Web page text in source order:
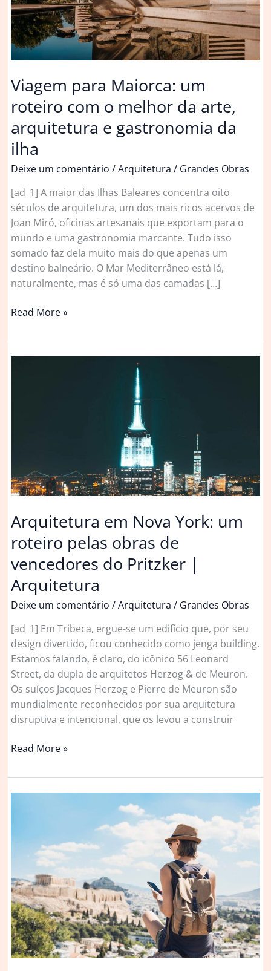
Viagem para Maiorca: um
roteiro com o melhor da arte,
arquitetura e gastronomia da
ilha
Deixe um comentário /Arquitetura / Grandes Obras
[ad_1] A maior das Ilhas Baleares concentra oito
séculos de arquitetura, um dos mais ricos acervos de
Joan Miró, oficinas artesanais que exportam para o
mundo e uma gastronomia marcante. Tudo isso
somado faz dela muito mais do que apenas um
destino balneário. O Mar Mediterrâneo está lá,
naturalmente, mas é só uma das camadas […]
Viagem
Maiorca:
um
e
gastronomia
ilha
Read More »
Arquitetura em Nova York: um
roteiro pelas obras de
vencedores do Pritzker |
Arquitetura
Deixe um comentário /Arquitetura / Grandes Obras
[ad_1] Em Tribeca, ergue-se um edifício que, por seu
design divertido, ficou conhecido como jenga building.
Estamos falando, é claro, do icônico 56 Leonard
Street, da dupla de arquitetos Herzog & de Meuron.
Os suíços Jacques Herzog e Pierre de Meuron são
mundialmente reconhecidos por sua arquitetura
disruptiva e intencional, que os levou a construir
Arquitetura
Nova
York:
obras
vencedores
do
Pritzker
|
Arquitetura
Read More »